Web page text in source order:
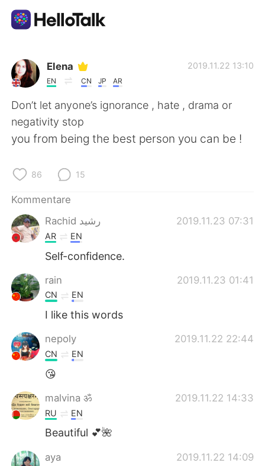
Sprachaustausch-App
AI Grammar Checker
Deutsch
English
العربية
Русский
Türkçe
Elena
EN CN JP AR
2019.11.22 13:10
Don’t let anyone’s ignorance , hate , drama or
negativity stop
you from being the best person you can be !
86 15
Kommentare
Rachid رشيد
2019.11.23 07:31
AR EN
Self-confidence.
rain 2019.11.23 01:41
CN EN
I like this words
nepoly 2019.11.22 22:44
CN EN
😘
malvina ॐ 2019.11.22 14:33
RU EN
Beautiful 💕🌺
aya 2019.11.22 14:09